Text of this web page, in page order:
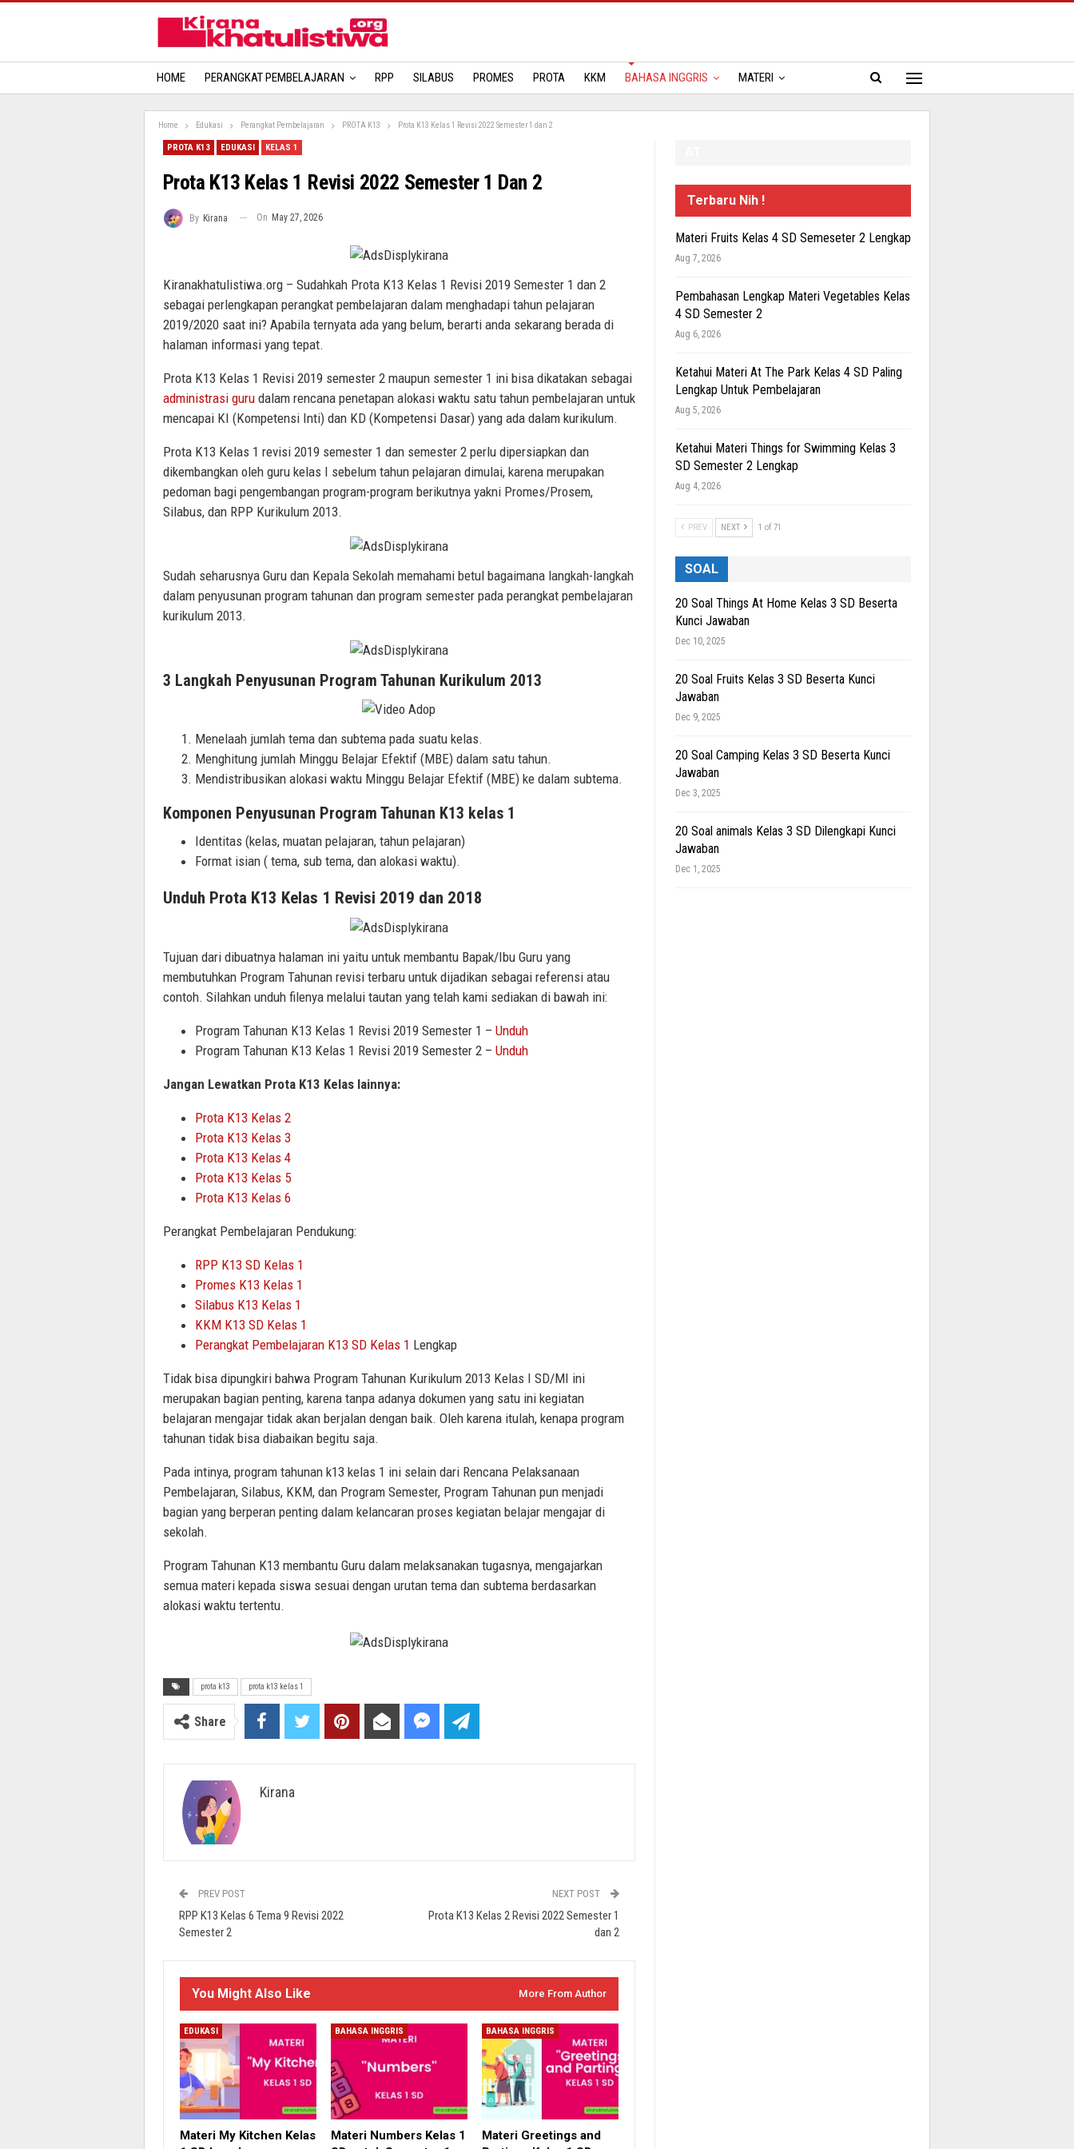
HOME PERANGKAT PEMBELAJARAN RPP SILABUS PROMES PROTA KKM BAHASA INGGRIS MATERI
Home Edukasi Perangkat Pembelajaran PROTA K13 Prota K13 Kelas 1 Revisi 2022 Semester 1 dan 2
PROTA K13 EDUKASI KELAS 1
Prota K13 Kelas 1 Revisi 2022 Semester 1 Dan 2
By Kirana On May 27, 2026
Kiranakhatulistiwa.org – Sudahkah Prota K13 Kelas 1 Revisi 2019 Semester 1 dan 2
sebagai perlengkapan perangkat pembelajaran dalam menghadapi tahun pelajaran
2019/2020 saat ini? Apabila ternyata ada yang belum, berarti anda sekarang berada di
halaman informasi yang tepat.
Prota K13 Kelas 1 Revisi 2019 semester 2 maupun semester 1 ini bisa dikatakan sebagai
administrasi gurudalam rencana penetapan alokasi waktu satu tahun pembelajaran untuk
mencapai KI (Kompetensi Inti) dan KD (Kompetensi Dasar) yang ada dalam kurikulum.
Prota K13 Kelas 1 revisi 2019 semester 1 dan semester 2 perlu dipersiapkan dan
dikembangkan oleh guru kelas I sebelum tahun pelajaran dimulai, karena merupakan
pedoman bagi pengembangan program-program berikutnya yakni Promes/Prosem,
Silabus, dan RPP Kurikulum 2013.
Sudah seharusnya Guru dan Kepala Sekolah memahami betul bagaimana langkah-langkah
dalam penyusunan program tahunan dan program semester pada perangkat pembelajaran
kurikulum 2013.
3 Langkah Penyusunan Program Tahunan Kurikulum 2013
Menelaah jumlah tema dan subtema pada suatu kelas.
Menghitung jumlah Minggu Belajar Efektif (MBE) dalam satu tahun.
Mendistribusikan alokasi waktu Minggu Belajar Efektif (MBE) ke dalam subtema.
Komponen Penyusunan Program Tahunan K13 kelas 1
Identitas (kelas, muatan pelajaran, tahun pelajaran)
Format isian ( tema, sub tema, dan alokasi waktu).
Unduh Prota K13 Kelas 1 Revisi 2019 dan 2018
Tujuan dari dibuatnya halaman ini yaitu untuk membantu Bapak/Ibu Guru yang
membutuhkan Program Tahunan revisi terbaru untuk dijadikan sebagai referensi atau
contoh. Silahkan unduh filenya melalui tautan yang telah kami sediakan di bawah ini:
Program Tahunan K13 Kelas 1 Revisi 2019 Semester 1 – Unduh
Program Tahunan K13 Kelas 1 Revisi 2019 Semester 2 – Unduh
Jangan Lewatkan Prota K13 Kelas lainnya:
Prota K13 Kelas 2
Prota K13 Kelas 3
Prota K13 Kelas 4
Prota K13 Kelas 5
Prota K13 Kelas 6
Perangkat Pembelajaran Pendukung:
RPP K13 SD Kelas 1
Promes K13 Kelas 1
Silabus K13 Kelas 1
KKM K13 SD Kelas 1
Perangkat Pembelajaran K13 SD Kelas 1 Lengkap
Tidak bisa dipungkiri bahwa Program Tahunan Kurikulum 2013 Kelas I SD/MI ini
merupakan bagian penting, karena tanpa adanya dokumen yang satu ini kegiatan
belajaran mengajar tidak akan berjalan dengan baik. Oleh karena itulah, kenapa program
tahunan tidak bisa diabaikan begitu saja.
Pada intinya, program tahunan k13 kelas 1 ini selain dari Rencana Pelaksanaan
Pembelajaran, Silabus, KKM, dan Program Semester, Program Tahunan pun menjadi
bagian yang berperan penting dalam kelancaran proses kegiatan belajar mengajar di
sekolah.
Program Tahunan K13 membantu Guru dalam melaksanakan tugasnya, mengajarkan
semua materi kepada siswa sesuai dengan urutan tema dan subtema berdasarkan
alokasi waktu tertentu.
prota k13 prota k13 kelas 1
Share
Kirana
PREV POST
RPP K13 Kelas 6 Tema 9 Revisi 2022
Semester 2
NEXT POST
Prota K13 Kelas 2 Revisi 2022 Semester 1
dan 2
You Might Also Like More From Author
EDUKASI
Materi My Kitchen Kelas
BAHASA INGGRIS
Materi Numbers Kelas 1
BAHASA INGGRIS
Materi Greetings and
Terbaru Nih !
Materi Fruits Kelas 4 SD Semeseter 2 Lengkap
Aug 7, 2026
Pembahasan Lengkap Materi Vegetables Kelas
4 SD Semester 2
Aug 6, 2026
Ketahui Materi At The Park Kelas 4 SD Paling
Lengkap Untuk Pembelajaran
Aug 5, 2026
Ketahui Materi Things for Swimming Kelas 3
SD Semester 2 Lengkap
Aug 4, 2026
PREV NEXT 1 of 71
SOAL
20 Soal Things At Home Kelas 3 SD Beserta
Kunci Jawaban
Dec 10, 2025
20 Soal Fruits Kelas 3 SD Beserta Kunci
Jawaban
Dec 9, 2025
20 Soal Camping Kelas 3 SD Beserta Kunci
Jawaban
Dec 3, 2025
20 Soal animals Kelas 3 SD Dilengkapi Kunci
Jawaban
Dec 1, 2025